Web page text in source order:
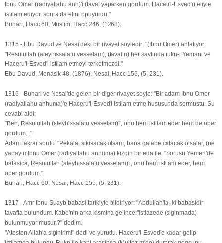
Ibnu Omer (radiyallahu anh)'i (tavaf yaparken gordum. Haceu'l-Esved'i) eliyle
istilam ediyor, sonra da elini opuyurdu."
Buhari, Hacc 60; Muslim, Hacc 246, (1268).
1315 - Ebu Davud ve Nesai'deki bir rivayet soyledir: "(Ibnu Omer) anlatiyor:
"Resulullah (aleyhissalatu vesselam), (tavafin) her savtinda rukn-i Yemani ve
Haceru'l-Esved'i istilam etmeyi terketmezdi."
Ebu Davud, Menasik 48, (1876); Nesai, Hacc 156, (5, 231).
1316 - Buhari ve Nesai'de gelen bir diger rivayet soyle: "Bir adam Ibnu Omer
(radiyallahu anhuma)'e Haceru'l-Esved'i istilam etme hususunda sormustu. Su
cevabi aldi:
"Ben, Resulullah (aleyhissalatu vesselam)'i, onu hem istilam eder hem de oper
gordum..."
Adam tekrar sordu: "Pekala, sikisacak olsam, bana galebe calacak olsalar, (ne
yapayimIbnu Omer (radiyallahu anhuma) kizgin bir eda ile: "Sorusu Yemen'de
batasica, Resulullah (aleyhissalatu vesselam)'i, onu hem istilam eder, hem
oper gordum."
Buhari, Hacc 60; Nesai, Hacc 155, (5, 231).
1317 - Amr Ibnu Suayb babasi tarikiyle bildiriyor: "Abdullah'la -ki babasidir-
tavafta bulundum. Kabe'nin arka kismina gelince:"istiazede (siginmada)
bulunmuyor musun?" dedim.
"Atesten Allah'a siginirim!" dedi ve yurudu. Haceru'l-Esved'e kadar gelip